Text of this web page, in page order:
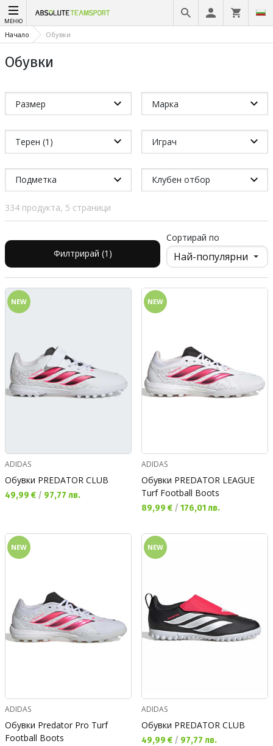
МЕНЮ
Начало Обувки
Обувки
Размер Марка
Терен (1) Играч
Подметка Клубен отбор
334 продукта, 5 страници
Филтрирай (1)
Сортирай по
NEW
ADIDAS
Обувки PREDATOR CLUB
Текуща цена:
49,99 € / 97,77 лв.
NEW
ADIDAS
Обувки PREDATOR LEAGUE
Turf Football Boots
Текуща цена:
89,99 € / 176,01 лв.
NEW
ADIDAS
Обувки Predator Pro Turf
Football Boots
NEW
ADIDAS
Обувки PREDATOR CLUB
Текуща цена:
49,99 € / 97,77 лв.